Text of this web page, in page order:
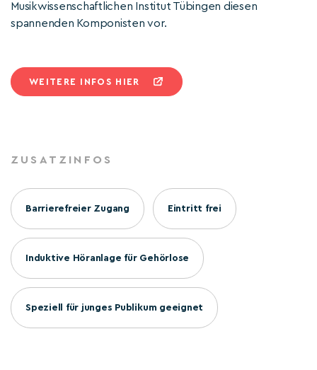
Musikwissenschaftlichen Institut Tübingen diesen
spannenden Komponisten vor.
WEITERE INFOS HIER
ZUSATZINFOS
Barrierefreier Zugang Eintritt frei
Induktive Höranlage für Gehörlose
Speziell für junges Publikum geeignet